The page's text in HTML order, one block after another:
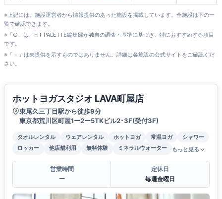
※上記には、施設運営者から情報提供のあった施設を掲載しています。全施設は下の一
覧で確認できます。
※「○」は、FIT PALETTE編集部が独自の調査・基準に基づき、特におすすめする項目
です。
※「－」は未提供を示すものではありません。詳細は各施設の公式サイトをご確認くだ
さい。
ホットヨガスタジオ LAVA町屋店
東尾久三丁目駅から徒歩9分
東京都荒川区町屋1ー2ー5TKビル2･3F(受付3F)
タオルレンタル ウェアレンタル ホットヨガ 常温ヨガ
シャワー
ロッカー
他店舗利用 無料体験 ミネラルウォーター もっと見る
営業時間
ー
定休日
毎週金曜日